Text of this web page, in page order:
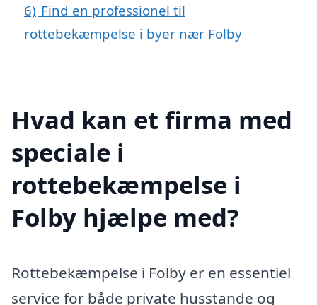
6) Find en professionel til
rottebekæmpelse i byer nær Folby
Hvad kan et firma med
speciale i
rottebekæmpelse i
Folby hjælpe med?
Rottebekæmpelse i Folby er en essentiel
service for både private husstande og